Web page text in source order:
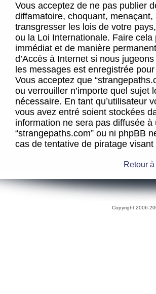
Vous acceptez de ne pas publier
diffamatoire, choquant,
transgresser les lois de votre
ou la Loi Internationale. Faire
immédiat et de manière
d’Accès à Internet si nous
les messages est enregistrée
Vous acceptez que
ou verrouiller n’importe quel sujet
nécessaire. En tant qu’utilisateur
vous avez entré soient stockées
information ne sera pas diffusée
“strangepaths.com” ou ni phpBB
cas de tentative de piratage
Retour
Copyright 2006-